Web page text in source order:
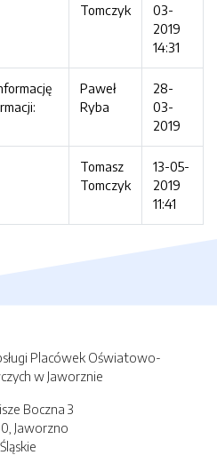
Tomczyk
03-
2019
14:31
Paweł
Ryba
28-
03-
2019
Tomasz
Tomczyk
13-05-
2019
11:41
Placówek Oświatowo-
w Jaworznie
Boczna 3
Jaworzno
Śląskie